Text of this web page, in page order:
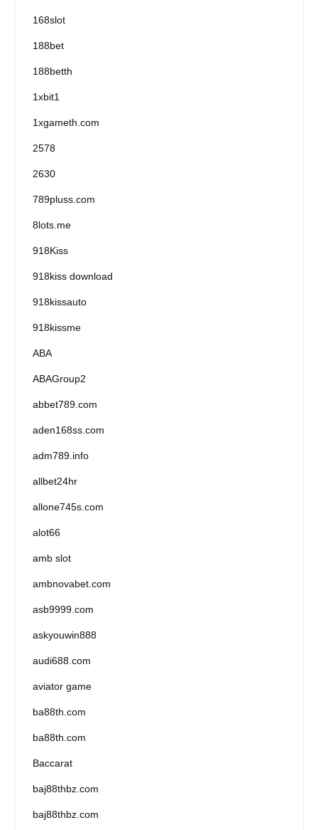
168slot
188bet
188betth
1xbit1
1xgameth.com
2578
2630
789pluss.com
8lots.me
918Kiss
918kiss download
918kissauto
918kissme
ABA
ABAGroup2
abbet789.com
aden168ss.com
adm789.info
allbet24hr
allone745s.com
alot66
amb slot
ambnovabet.com
asb9999.com
askyouwin888
audi688.com
aviator game
ba88th.com
ba88th.com
Baccarat
baj88thbz.com
baj88thbz.com